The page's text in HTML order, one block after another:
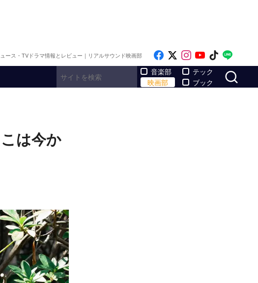
ース・TVドラマ情報とレビュー｜リアルサウンド映画部 Like on Facebook
Follow on x
Follow on
Follow on
Follow
音楽部
映画部
テック
ブック
は今か